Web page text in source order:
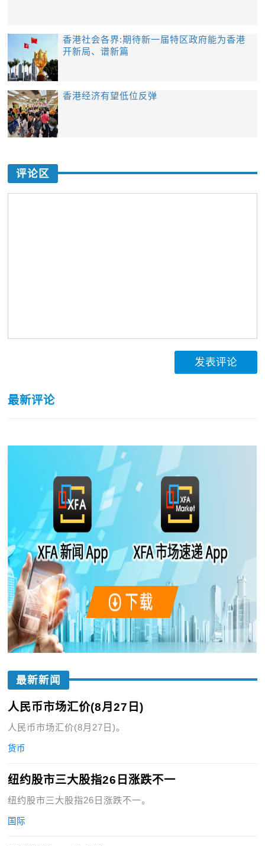
香港社会各界:期待新一届特区政府能为香港
开新局、谱新篇
香港经济有望低位反弹
评论区
发表评论
最新评论
最新新闻
人民币市场汇价(8月27日)
人民币市场汇价(8月27日)。
货币
纽约股市三大股指26日涨跌不一
纽约股市三大股指26日涨跌不一。
国际